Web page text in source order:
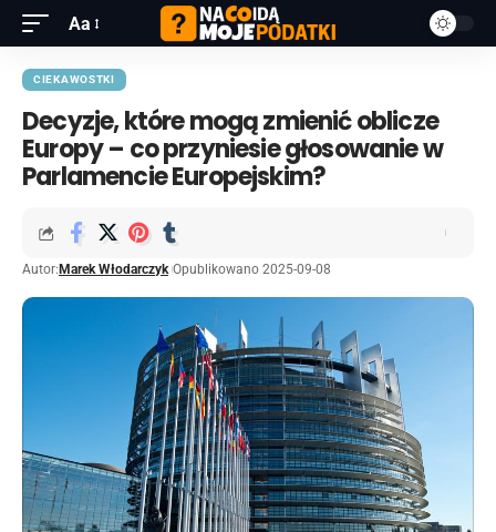
Aa
CIEKAWOSTKI
Decyzje, które mogą zmienić oblicze
Europy – co przyniesie głosowanie w
Parlamencie Europejskim?
Autor: Marek Włodarczyk Opublikowano 2025-09-08